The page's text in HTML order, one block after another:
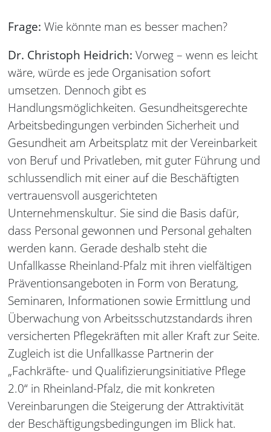
Frage: Wie könnte man es besser machen?
Dr. Christoph Heidrich: Vorweg – wenn es leicht
wäre, würde es jede Organisation sofort
umsetzen. Dennoch gibt es
Handlungsmöglichkeiten. Gesundheitsgerechte
Arbeitsbedingungen verbinden Sicherheit und
Gesundheit am Arbeitsplatz mit der Vereinbarkeit
von Beruf und Privatleben, mit guter Führung und
schlussendlich mit einer auf die Beschäftigten
vertrauensvoll ausgerichteten
Unternehmenskultur. Sie sind die Basis dafür,
dass Personal gewonnen und Personal gehalten
werden kann. Gerade deshalb steht die
Unfallkasse Rheinland-Pfalz mit ihren vielfältigen
Präventionsangeboten in Form von Beratung,
Seminaren, Informationen sowie Ermittlung und
Überwachung von Arbeitsschutzstandards ihren
versicherten Pflegekräften mit aller Kraft zur Seite.
Zugleich ist die Unfallkasse Partnerin der
„Fachkräfte- und Qualifizierungsinitiative Pflege
2.0“ in Rheinland-Pfalz, die mit konkreten
Vereinbarungen die Steigerung der Attraktivität
der Beschäftigungsbedingungen im Blick hat.